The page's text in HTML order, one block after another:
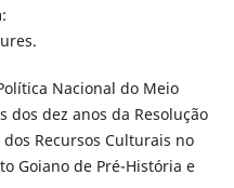
Nacional do Meio
dos dez anos da Resolução
dos Recursos Culturais no
Goiano de Pré-História e